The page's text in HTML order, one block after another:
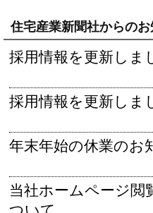
住宅産業新聞社からの
採用情報を更新しま
採用情報を更新しま
年末年始の休業のお
当社ホームページ閲
ついて